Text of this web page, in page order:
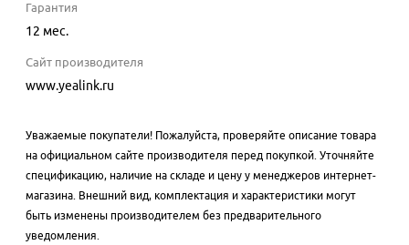
Гарантия
12 мес.
Сайт производителя
www.yealink.ru
Уважаемые покупатели! Пожалуйста, проверяйте описание товара
на официальном сайте производителя перед покупкой. Уточняйте
спецификацию, наличие на складе и цену у менеджеров интернет-
магазина. Внешний вид, комплектация и характеристики могут
быть изменены производителем без предварительного
уведомления.